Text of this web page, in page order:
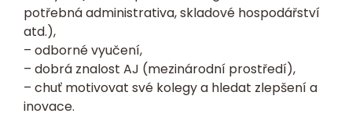
potřebná administrativa, skladové hospodářství
atd.),
– odborné vyučení,
– dobrá znalost AJ (mezinárodní prostředí),
– chuť motivovat své kolegy a hledat zlepšení a
inovace.